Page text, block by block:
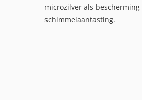
microzilver als bescherming
schimmelaantasting.